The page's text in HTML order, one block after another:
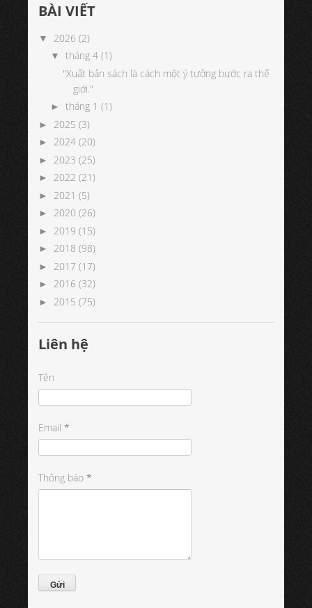
BÀI VIẾT
▼ 2026 (2)
▼ tháng 4 (1)
"Xuất bản sách là cách một ý tưởng bước ra thế
giới."
► tháng 1 (1)
► 2025 (3)
► 2024 (20)
► 2023 (25)
► 2022 (21)
► 2021 (5)
► 2020 (26)
► 2019 (15)
► 2018 (98)
► 2017 (17)
► 2016 (32)
► 2015 (75)
Liên hệ
Tên
Email *
Thông báo *